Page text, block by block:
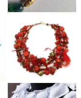
Dagmar
Schwald